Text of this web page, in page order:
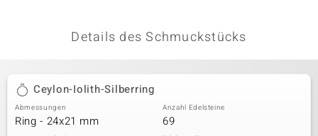
Details des Schmuckstücks
Ceylon-Iolith-Silberring
Abmessungen
Ring - 24x21 mm
Anzahl Edelsteine
69